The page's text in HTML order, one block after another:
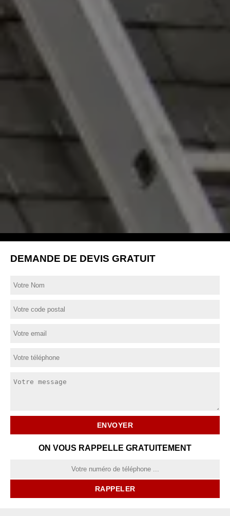
DEMANDE DE DEVIS GRATUIT
ON VOUS RAPPELLE GRATUITEMENT